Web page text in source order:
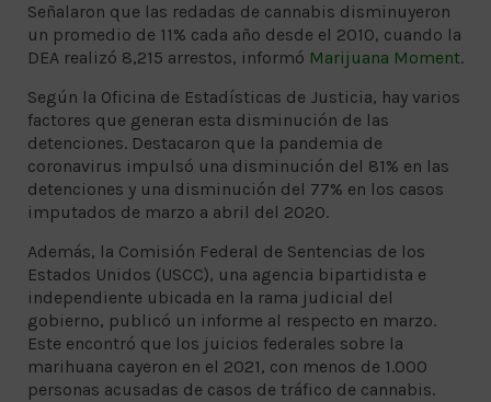
Señalaron que las redadas de cannabis disminuyeron
un promedio de 11% cada año desde el 2010, cuando la
DEA realizó 8,215 arrestos, informó Marijuana Moment.
Según la Oficina de Estadísticas de Justicia, hay varios
factores que generan esta disminución de las
detenciones. Destacaron que la pandemia de
coronavirus impulsó una disminución del 81% en las
detenciones y una disminución del 77% en los casos
imputados de marzo a abril del 2020.
Además, la Comisión Federal de Sentencias de los
Estados Unidos (USCC), una agencia bipartidista e
independiente ubicada en la rama judicial del
gobierno, publicó un informe al respecto en marzo.
Este encontró que los juicios federales sobre la
marihuana cayeron en el 2021, con menos de 1.000
personas acusadas de casos de tráfico de cannabis.